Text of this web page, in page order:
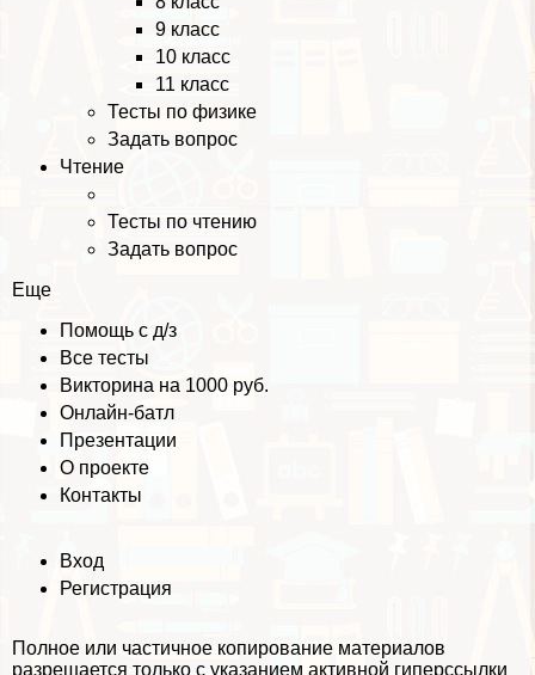
9 класс
10 класс
11 класс
Тесты по физике
Задать вопрос
Чтение
Тесты по чтению
Задать вопрос
Еще
Помощь с д/з
Все тесты
Викторина на 1000 руб.
Онлайн-батл
Презентации
О проекте
Контакты
Вход
Регистрация
Полное или частичное копирование материалов
разрешается только с указанием активной гиперссылки